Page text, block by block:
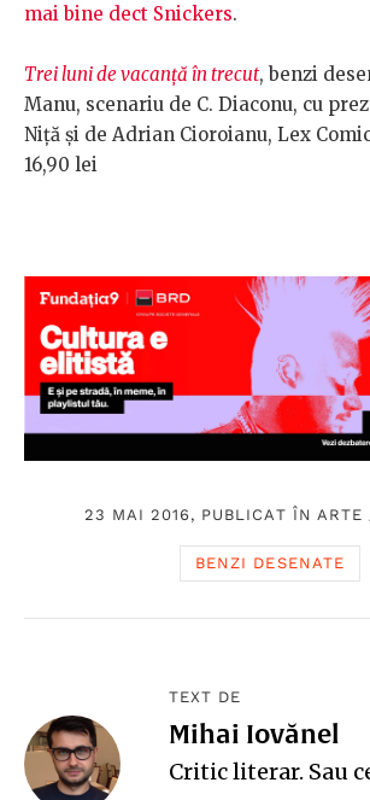
mai bine dect Snickers.
Trei luni de vacanță în trecut, benzi
Manu, scenariu de C. Diaconu, cu
Niță și de Adrian Cioroianu, Lex
16,90 lei
23 MAI 2016, PUBLICAT ÎN ARTE
BENZI DESENATE
TEXT DE
Mihai Iovănel
Critic literar. Sau